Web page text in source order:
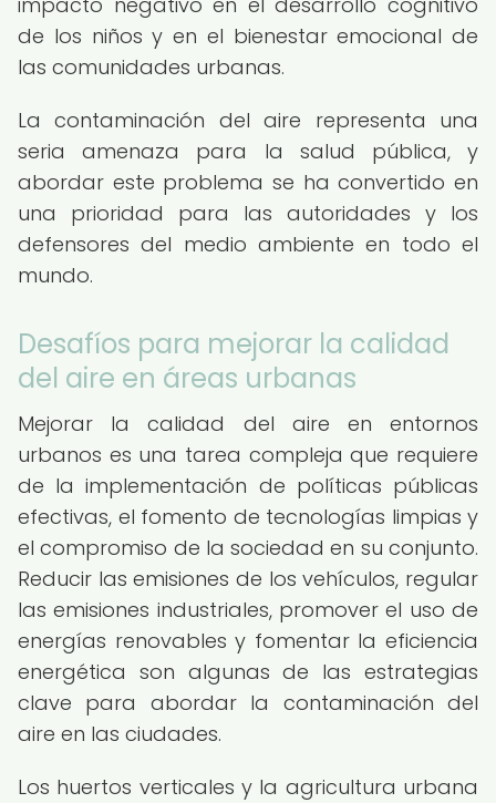
de los niños y en el bienestar emocional de
las comunidades urbanas.
La contaminación del aire representa una
seria amenaza para la salud pública, y
abordar este problema se ha convertido en
una prioridad para las autoridades y los
defensores del medio ambiente en todo el
mundo.
Desafíos para mejorar la calidad
del aire en áreas urbanas
Mejorar la calidad del aire en entornos
urbanos es una tarea compleja que requiere
de la implementación de políticas públicas
efectivas, el fomento de tecnologías limpias y
el compromiso de la sociedad en su conjunto.
Reducir las emisiones de los vehículos, regular
las emisiones industriales, promover el uso de
energías renovables y fomentar la eficiencia
energética son algunas de las estrategias
clave para abordar la contaminación del
aire en las ciudades.
Los huertos verticales y la agricultura urbana